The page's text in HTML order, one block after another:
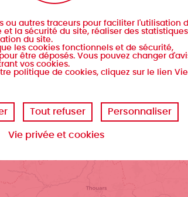
ou autres traceurs pour faciliter l'utilisation
la sécurité du site, réaliser des
du site.
les cookies fonctionnels et de sécurité,
être déposés. Vous pouvez changer
vos cookies.
politique de cookies, cliquez sur le lien
Tout refuser Personnaliser
Vie privée et cookies